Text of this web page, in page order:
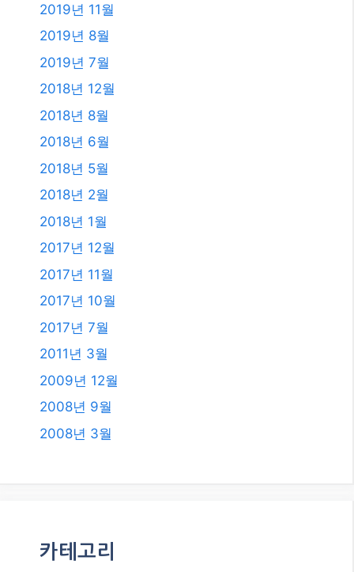
2019년 11월
2019년 8월
2019년 7월
2018년 12월
2018년 8월
2018년 6월
2018년 5월
2018년 2월
2018년 1월
2017년 12월
2017년 11월
2017년 10월
2017년 7월
2011년 3월
2009년 12월
2008년 9월
2008년 3월
카테고리